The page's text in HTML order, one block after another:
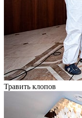
Травить клопов